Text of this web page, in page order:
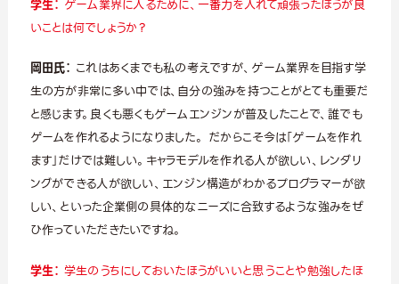
学生： ゲーム業界に入るために、一番力を入れて頑張ったほうが良
いことは何でしょうか？
岡田氏： これはあくまでも私の考えですが、ゲーム業界を目指す学
生の方が非常に多い中では、自分の強みを持つことがとても重要だ
と感じます。良くも悪くもゲームエンジンが普及したことで、誰でも
ゲームを作れるようになりました。 だからこそ今は「ゲームを作れ
ます」だけでは難しい。キャラモデルを作れる人が欲しい、レンダリ
ングができる人が欲しい、エンジン構造がわかるプログラマーが欲
しい、といった企業側の具体的なニーズに合致するような強みをぜ
ひ作っていただきたいですね。
学生： 学生のうちにしておいたほうがいいと思うことや勉強したほ